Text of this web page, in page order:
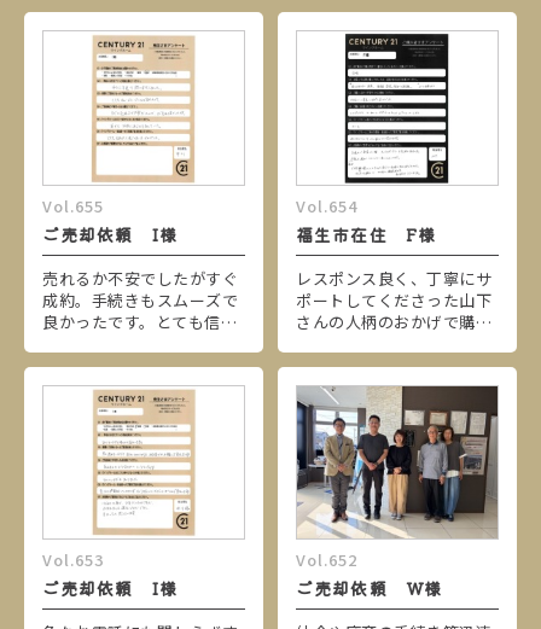
Vol.655
ご売却依頼 I様
売れるか不安でしたがすぐ
成約。手続きもスムーズで
良かったです。とても信用
でした。
Vol.654
福生市在住 F様
レスポンス良く、丁寧にサ
ポートしてくださった山下
さんの人柄のおかげで購入
いマイホーム購入の体験と
なりました。
Vol.653
ご売却依頼 I様
Vol.652
ご売却依頼 W様